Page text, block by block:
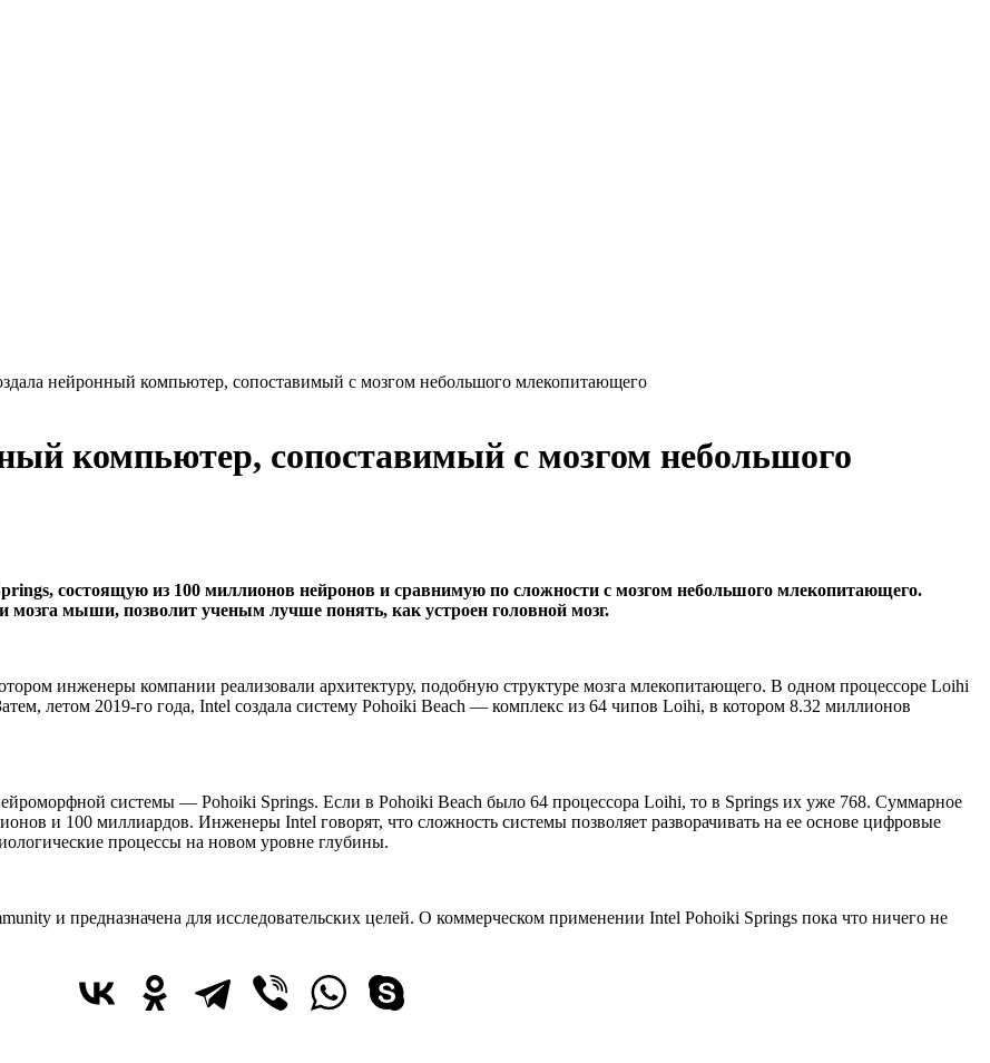
нейронный компьютер, сопоставимый с мозгом небольшого млекопитающего
компьютер, сопоставимый с мозгом небольшого
состоящую из 100 миллионов нейронов и сравнимую по сложности с мозгом небольшого млекопитающего.
мыши, позволит ученым лучше понять, как устроен головной мозг.
инженеры компании реализовали архитектуру, подобную структуре мозга млекопитающего. В одном процессоре Loihi
летом 2019-го года, Intel создала систему Pohoiki Beach — комплекс из 64 чипов Loihi, в котором 8.32 миллионов
системы — Pohoiki Springs. Если в Pohoiki Beach было 64 процессора Loihi, то в Springs их уже 768. Суммарное
и 100 миллиардов. Инженеры Intel говорят, что сложность системы позволяет разворачивать на ее основе цифровые
процессы на новом уровне глубины.
и предназначена для исследовательских целей. О коммерческом применении Intel Pohoiki Springs пока что ничего не